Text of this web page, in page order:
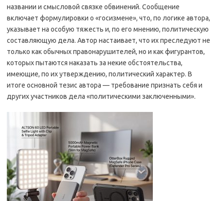
названии и смысловой связке обвинений. Сообщение
включает формулировки о «госизмене», что, по логике автора,
указывает на особую тяжесть и, по его мнению, политическую
составляющую дела. Автор настаивает, что их преследуют не
только как обычных правонарушителей, но и как фигурантов,
которых пытаются наказать за некие обстоятельства,
имеющие, по их утверждению, политический характер. В
итоге основной тезис автора — требование признать себя и
других участников дела «политическими заключенными».